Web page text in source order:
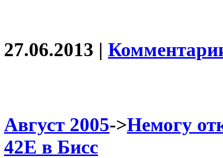
27.06.2013 |
Август 2005->Немогу
42Е в Бисс